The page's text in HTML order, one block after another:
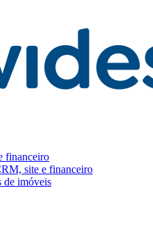
financeiro
site e financeiro
de imóveis